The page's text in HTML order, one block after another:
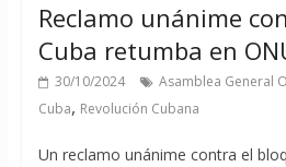
Reclamo unánime
Cuba retumba en
30/10/2024 Asamblea General
Cuba, Revolución Cubana
Un reclamo unánime contra el